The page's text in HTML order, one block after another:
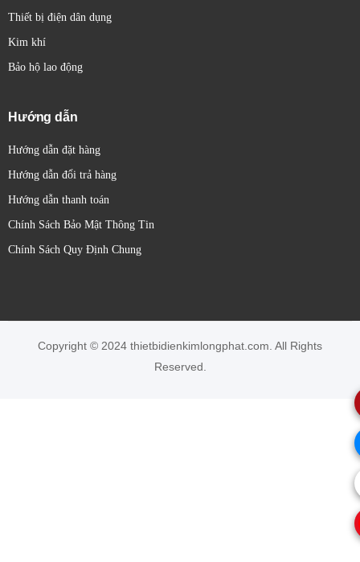
Thiết bị điện dân dụng
Kim khí
Bảo hộ lao động
Hướng dẫn
Hướng dẫn đặt hàng
Hướng dẫn đổi trả hàng
Hướng dẫn thanh toán
Chính Sách Bảo Mật Thông Tin
Chính Sách Quy Định Chung
Copyright © 2024 thietbidienkimlongphat.com. All Rights
Reserved.